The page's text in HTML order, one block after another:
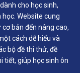
cho học sinh,
Website cung
bản đến nâng cao,
cách dễ hiểu và
bộ đề thi thử, đề
tiết, giúp học sinh ôn